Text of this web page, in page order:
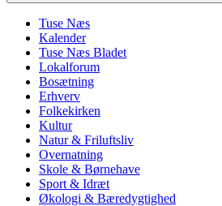
Tuse Næs
Kalender
Tuse Næs Bladet
Lokalforum
Bosætning
Erhverv
Folkekirken
Kultur
Natur & Friluftsliv
Overnatning
Skole & Børnehave
Sport & Idræt
Økologi & Bæredygtighed